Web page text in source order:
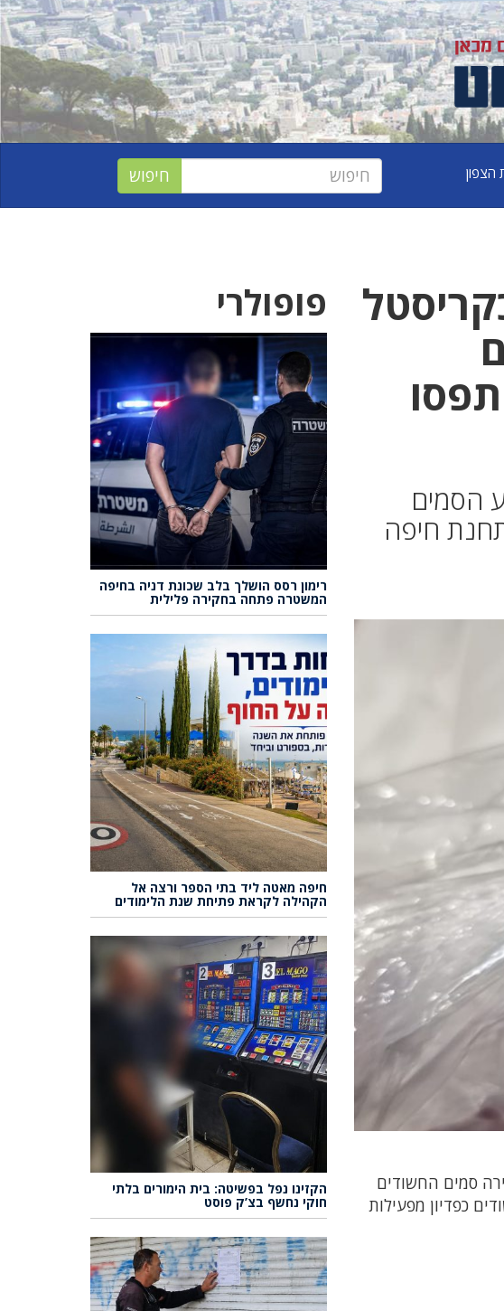
הצפון
הסמים
חיפה
סמים החשודים
כפדיון מפעילות
פופולרי
רימון רסס הושלך בלב שכונת דניה בחיפה
המשטרה פתחה בחקירה פלילית
חיפה מאטה ליד בתי הספר ורצה אל
הקהילה לקראת פתיחת שנת הלימודים
הקזינו נפל בפשיטה: בית הימורים בלתי
חוקי נחשף בצ’ק פוסט